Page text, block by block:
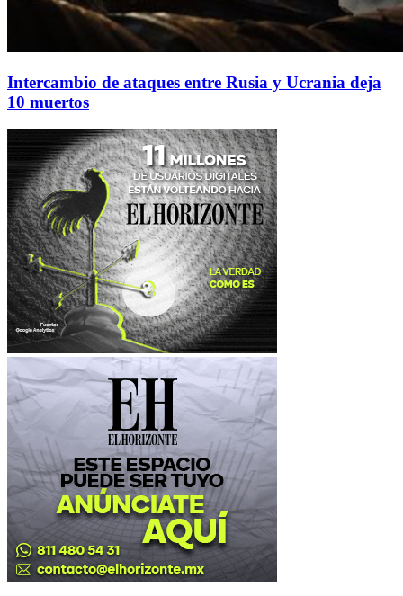
Intercambio de ataques entre Rusia y Ucrania deja
10 muertos